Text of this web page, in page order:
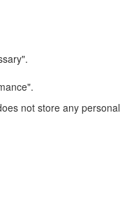
not store any personal